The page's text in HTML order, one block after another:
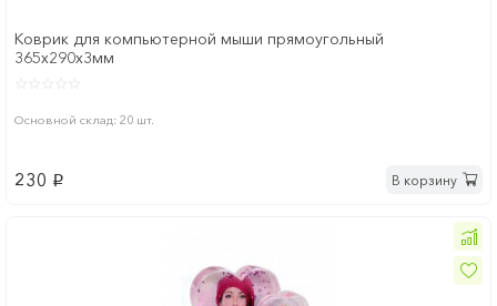
Коврик для компьютерной мыши прямоугольный
365х290х3мм
Основной склад: 20 шт.
230 p В корзину